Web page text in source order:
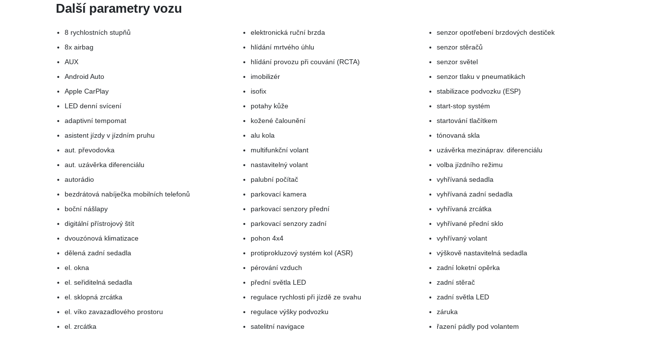
Další parametry vozu
8 rychlostních stupňů
8x airbag
AUX
Android Auto
Apple CarPlay
LED denní svícení
adaptivní tempomat
asistent jízdy v jízdním pruhu
aut. převodovka
aut. uzávěrka diferenciálu
autorádio
bezdrátová nabíječka mobilních telefonů
boční nášlapy
digitální přístrojový štít
dvouzónová klimatizace
dělená zadní sedadla
el. okna
el. seřiditelná sedadla
el. sklopná zrcátka
el. víko zavazadlového prostoru
el. zrcátka
elektronická ruční brzda
hlídání mrtvého úhlu
hlídání provozu při couvání (RCTA)
imobilizér
isofix
potahy kůže
kožené čalounění
alu kola
multifunkční volant
nastavitelný volant
palubní počítač
parkovací kamera
parkovací senzory přední
parkovací senzory zadní
pohon 4x4
protiprokluzový systém kol (ASR)
pérování vzduch
přední světla LED
regulace rychlosti při jízdě ze svahu
regulace výšky podvozku
satelitní navigace
senzor opotřebení brzdových destiček
senzor stěračů
senzor světel
senzor tlaku v pneumatikách
stabilizace podvozku (ESP)
start-stop systém
startování tlačítkem
tónovaná skla
uzávěrka mezináprav. diferenciálu
volba jízdního režimu
vyhřívaná sedadla
vyhřívaná zadní sedadla
vyhřívaná zrcátka
vyhřívané přední sklo
vyhřívaný volant
výškově nastavitelná sedadla
zadní loketní opěrka
zadní stěrač
zadní světla LED
záruka
řazení pádly pod volantem